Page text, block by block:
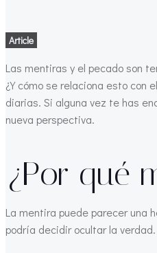
Article
Las mentiras y el pecado son
¿Y cómo se relaciona esto con
diarias. Si alguna vez te has
nueva perspectiva.
¿Por qué
La mentira puede parecer una
podría decidir ocultar la